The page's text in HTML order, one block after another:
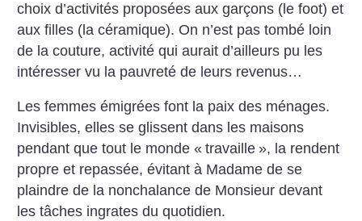
choix d’activités proposées aux garçons (le foot) et
aux filles (la céramique). On n’est pas tombé loin
de la couture, activité qui aurait d’ailleurs pu les
intéresser vu la pauvreté de leurs revenus…
Les femmes émigrées font la paix des ménages.
Invisibles, elles se glissent dans les maisons
pendant que tout le monde « travaille », la rendent
propre et repassée, évitant à Madame de se
plaindre de la nonchalance de Monsieur devant
les tâches ingrates du quotidien.